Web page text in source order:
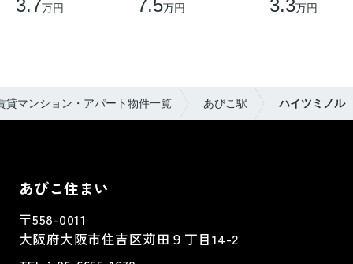
3.7万円 7.5万円 3.3万円
貸マンション・アパート物件一覧 あびこ駅 ハイツミノル
あびこ住まい
〒558-0011
大阪府大阪市住吉区苅田９丁目14-2